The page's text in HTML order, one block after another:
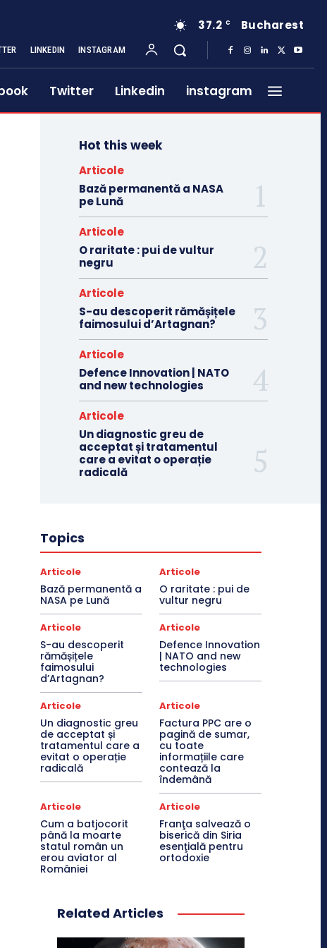
37.2 C Bucharest
LINKEDIN INSTAGRAM
Twitter Linkedin instagram
Hot this week
Articole
Bază permanentă a NASA
pe Lună
Articole
O raritate : pui de vultur
negru
Articole
S-au descoperit rămășițele
faimosului d’Artagnan?
Articole
Defence Innovation | NATO
and new technologies
Articole
Un diagnostic greu de
acceptat și tratamentul
care a evitat o operație
radicală
Topics
Articole
Bază permanentă a
NASA pe Lună
Articole
O raritate : pui de
vultur negru
Articole
S-au descoperit
rămășițele
faimosului
d’Artagnan?
Articole
Defence Innovation
| NATO and new
technologies
Articole
Un diagnostic greu
de acceptat și
tratamentul care a
evitat o operație
radicală
Articole
Factura PPC are o
pagină de sumar,
cu toate
informațiile care
contează la
îndemână
Articole
Cum a batjocorit
până la moarte
statul român un
erou aviator al
României
Articole
Franţa salvează o
biserică din Siria
esenţială pentru
ortodoxie
Related Articles